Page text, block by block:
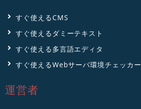
すぐ使えるCMS
すぐ使えるダミーテキスト
すぐ使える多言語エディタ
すぐ使えるWebサーバ環境チェッカー
運営者